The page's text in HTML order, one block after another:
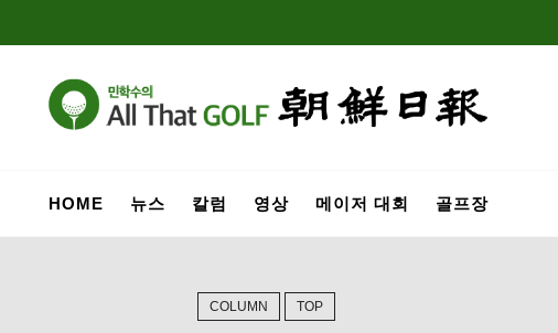
HOME 뉴스 칼럼 영상 메이저 대회 골프장
COLUMN TOP